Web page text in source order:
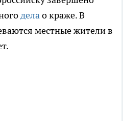
делао краже. В
местные жители в